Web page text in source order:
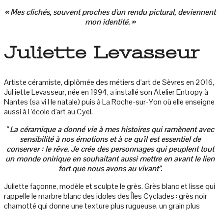
« Mes clichés, souvent proches d'un rendu pictural, deviennent
mon identité. »
Juliette Levasseur
Artiste céramiste, diplômée des métiers d'art de Sèvres en 2016,
Jul iette Levasseur, née en 1994, a installé son Atelier Entropy à
Nantes (sa vi l le natale) puis à La Roche-sur-Yon où elle enseigne
aussi à l 'école d'art au Cyel.
" La céramique a donné vie à mes histoires qui ramènent avec
sensibilité à nos émotions et à ce qu'il est essentiel de
conserver : le rêve. Je crée des personnages qui peuplent tout
un monde onirique en souhaitant aussi mettre en avant le lien
fort que nous avons au vivant".
Juliette façonne, modèle et sculpte le grès. Grès blanc et lisse qui
rappelle le marbre blanc des idoles des Îles Cyclades : grès noir
chamotté qui donne une texture plus rugueuse, un grain plus